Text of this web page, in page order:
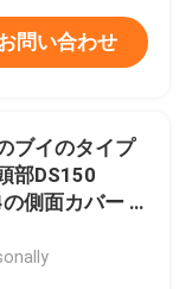
問い合わせ
ブイのタイプ
部DS150
側面カバー ス